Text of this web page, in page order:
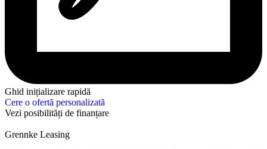
Ghid inițializare rapidă
Cere o ofertă personalizată
Vezi posibilități de finanțare
Grennke Leasing